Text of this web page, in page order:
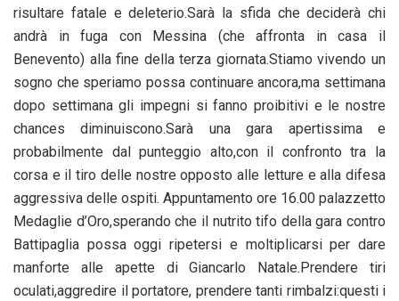
risultare fatale e deleterio.Sarà la sfida che deciderà chi
andrà in fuga con Messina (che affronta in casa il
Benevento) alla fine della terza giornata.Stiamo vivendo un
sogno che speriamo possa continuare ancora,ma settimana
dopo settimana gli impegni si fanno proibitivi e le nostre
chances diminuiscono.Sarà una gara apertissima e
probabilmente dal punteggio alto,con il confronto tra la
corsa e il tiro delle nostre opposto alle letture e alla difesa
aggressiva delle ospiti. Appuntamento ore 16.00 palazzetto
Medaglie d’Oro,sperando che il nutrito tifo della gara contro
Battipaglia possa oggi ripetersi e moltiplicarsi per dare
manforte alle apette di Giancarlo Natale.Prendere tiri
oculati,aggredire il portatore, prendere tanti rimbalzi:questi i